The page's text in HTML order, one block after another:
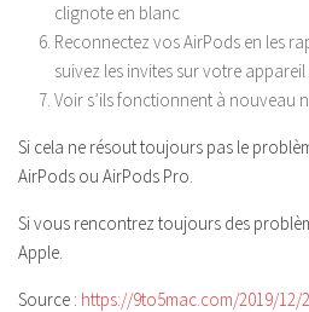
clignote en blanc
Reconnectez vos AirPods en les
suivez les invites sur votre appareil
Voir s’ils fonctionnent à nouveau
Si cela ne résout toujours pas le
AirPods ou AirPods Pro.
Si vous rencontrez toujours des
Apple.
Source : https://9to5mac.com/2019/